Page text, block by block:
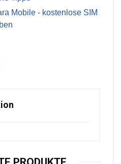
Mobile - kostenlose SIM